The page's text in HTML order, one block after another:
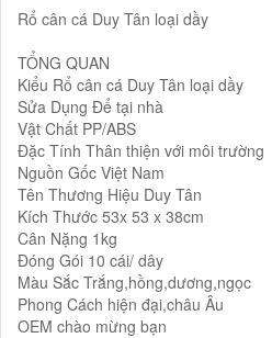
Rổ cân cá Duy Tân loại dầy
TỔNG QUAN
Kiểu Rổ cân cá Duy Tân loại dầy
Sửa Dụng Để tại nhà
Vật Chất PP/ABS
Đặc Tính Thân thiện với môi trường
Nguồn Gốc Việt Nam
Tên Thương Hiệu Duy Tân
Kích Thước 53x 53 x 38cm
Cân Nặng 1kg
Đóng Gói 10 cái/ dây
Màu Sắc Trắng,hồng,dương,ngọc
Phong Cách hiện đại,châu Âu
OEM chào mừng bạn